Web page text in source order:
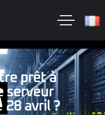
prêt à
serveur
28 avril ?